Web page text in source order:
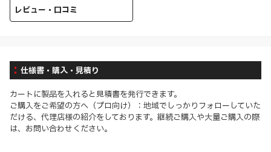
レビュー・口コミ
仕様書・購入・見積り
カートに製品を入れると見積書を発行できます。
ご購入をご希望の方へ（プロ向け）：地域でしっかりフォローしていた
だける、代理店様の紹介をしております。継続ご購入や大量ご購入の際
は、お問い合わせください。